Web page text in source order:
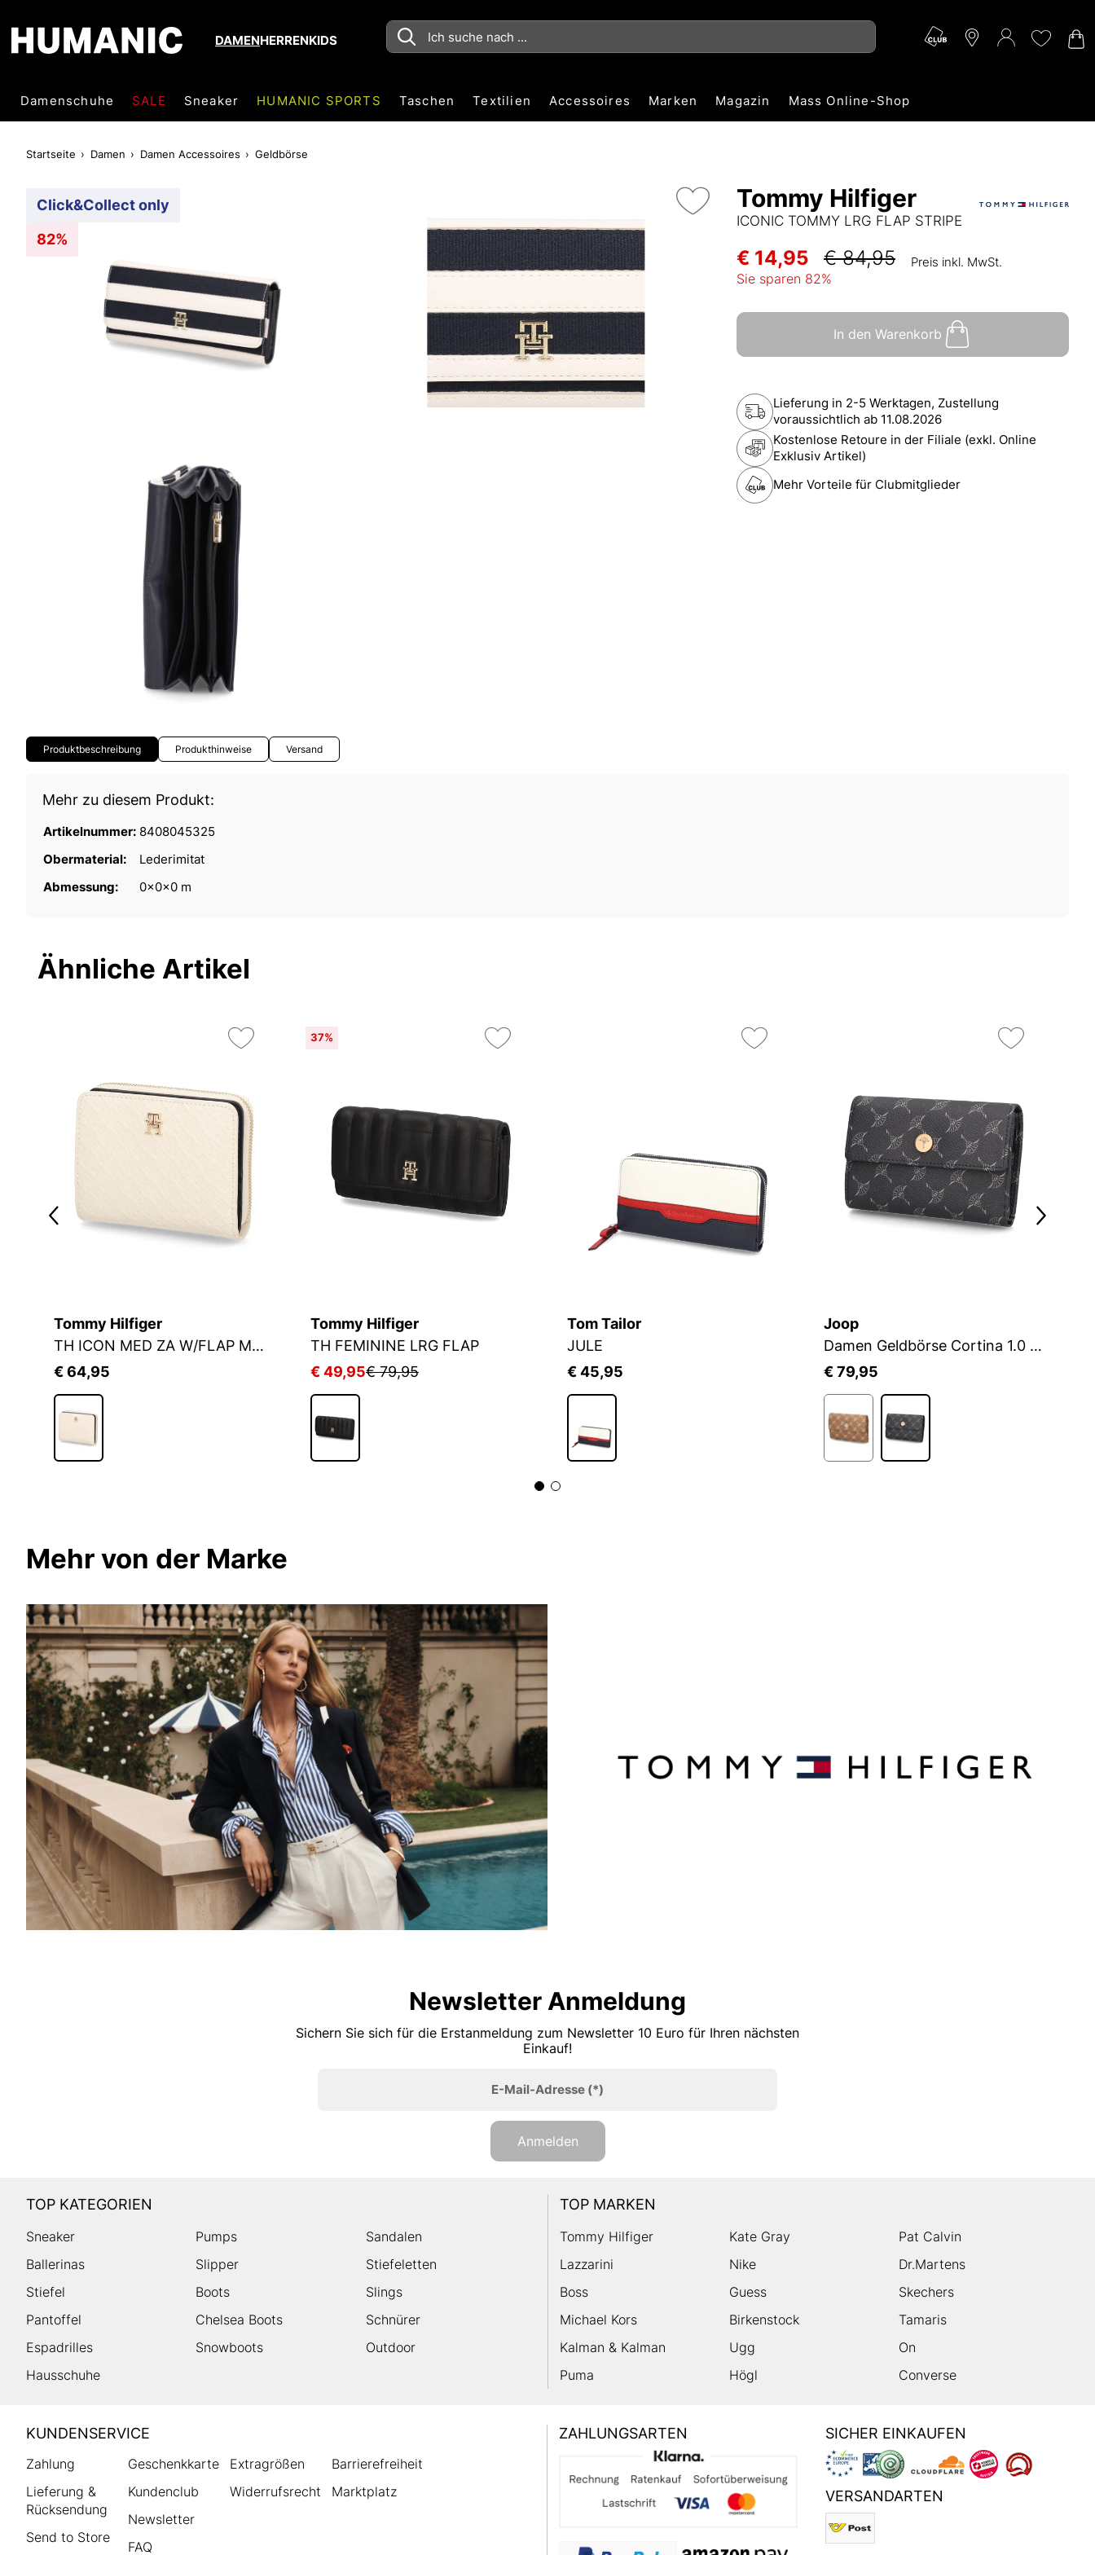
DAMENHERRENKIDS
Damenschuhe SALE Sneaker HUMANIC SPORTS Taschen Textilien Accessoires Marken Magazin Mass Online-Shop
Startseite Damen Damen Accessoires Geldbörse
Click&Collect only
82%
Tommy Hilfiger
ICONIC TOMMY LRG FLAP STRIPE
€ 14,95 € 84,95 Preis inkl. MwSt.
Sie sparen 82%
In den Warenkorb
Lieferung in 2-5 Werktagen, Zustellung
voraussichtlich ab 11.08.2026
Kostenlose Retoure in der Filiale (exkl. Online
Exklusiv Artikel)
Mehr Vorteile für Clubmitglieder
Produktbeschreibung Produkthinweise Versand
Mehr zu diesem Produkt:
Artikelnummer: 8408045325
Obermaterial:
Lederimitat
Abmessung:
0x0x0 m
Ähnliche Artikel
Tommy Hilfiger
TH ICON MED ZA W/FLAP MONO
€ 64,95
37%
Tommy Hilfiger
TH FEMININE LRG FLAP
€ 49,95€ 79,95
Tom Tailor
JULE
€ 45,95
Joop
Damen Geldbörse Cortina 1.0 Cosma Purse mh10f
€ 79,95
Mehr von der Marke
Newsletter Anmeldung
Sichern Sie sich für die Erstanmeldung zum Newsletter 10 Euro für Ihren nächsten
Einkauf!
E-Mail-Adresse(*)
Anmelden
TOP KATEGORIEN
Sneaker Pumps
Sandalen
Ballerinas
Slipper
Stiefeletten
Stiefel
Boots
Slings
Pantoffel
Chelsea Boots
Schnürer
Espadrilles
Snowboots
Outdoor
Hausschuhe
TOP MARKEN
Tommy Hilfiger Kate Gray
Pat Calvin
Lazzarini
Nike
Dr.Martens
Boss
Guess
Skechers
Michael Kors
Birkenstock
Tamaris
Kalman & Kalman
Ugg
On
Puma
Högl Converse
HUMANIC
Footer
KUNDENSERVICE
Zahlung
Lieferung &
Rücksendung
Send to Store
Geschenkkarte
Kundenclub
Newsletter
FAQ
Extragrößen
Widerrufsrecht
Barrierefreiheit
Marktplatz
ZAHLUNGSARTEN SICHER EINKAUFEN
VERSANDARTEN